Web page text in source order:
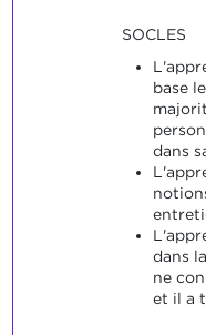
SOCLES
base
dans
dans
ne
et il a